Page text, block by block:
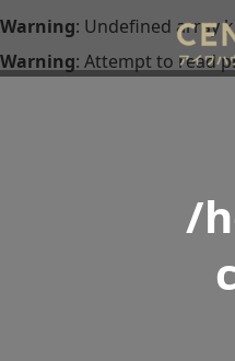
Warning: Undefined array
Warning: Attempt to read
/